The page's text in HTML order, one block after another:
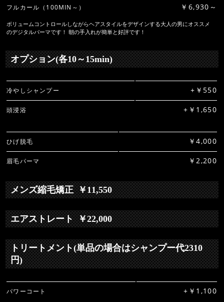
フルカール（100MIN～） ￥6,930～
ボリュームコントロールしながらヘアスタイルをデザインする大人の男にオススメ
のデジタルパーマです！ 朝の手入れが簡単と好評です！
オプション(各10～15min)
冷やしシャンプー +￥550
頭浸浴 +￥1,650
ひげ脱毛 ￥4,000
眉毛パーマ ￥2,200
メンズ縮毛矯正 ￥11,550
エアストレート ￥22,000
トリートメント(単品の場合はシャンプー代2310
円)
パワーコート +￥1,100